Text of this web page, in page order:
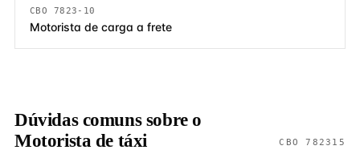
CBO 7823-10
Motorista de carga a frete
Dúvidas comuns sobre o
Motorista de táxi
CBO 782315